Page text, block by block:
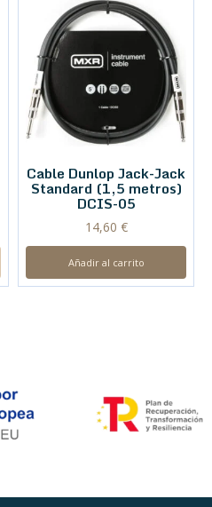
Cable Dunlop Jack-Jack
Standard (1,5 metros)
DCIS-05
14,60 €
Añadir al carrito